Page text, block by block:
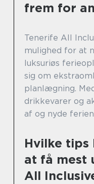
frem for
Tenerife All
mulighed for at
luksuriøs
sig om
planlægning.
drikkevarer og
af og nyde
Hvilke
at få mest
All